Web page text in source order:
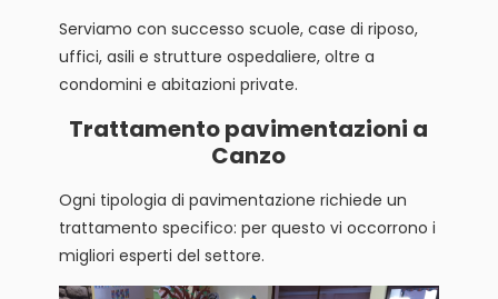
Serviamo con successo scuole, case di riposo,
uffici, asili e strutture ospedaliere, oltre a
condomini e abitazioni private.
Trattamento pavimentazioni a
Canzo
Ogni tipologia di pavimentazione richiede un
trattamento specifico: per questo vi occorrono i
migliori esperti del settore.